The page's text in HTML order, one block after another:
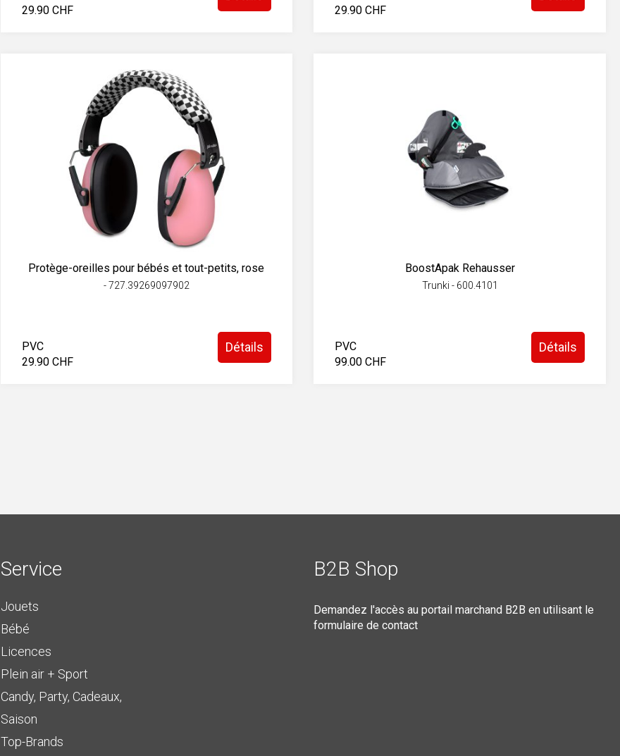
29.90 CHF
29.90 CHF
Protège-oreilles pour bébés et tout-petits, rose
- 727.39269097902
PVC
29.90 CHF
Détails
BoostApak Rehausser
Trunki - 600.4101
PVC
99.00 CHF
Détails
Service
Jouets
Bébé
Licences
Plein air + Sport
Candy, Party, Cadeaux,
Saison
Top-Brands
B2B Shop
Demandez l'accès au portail marchand B2B en utilisant le
formulaire de contact